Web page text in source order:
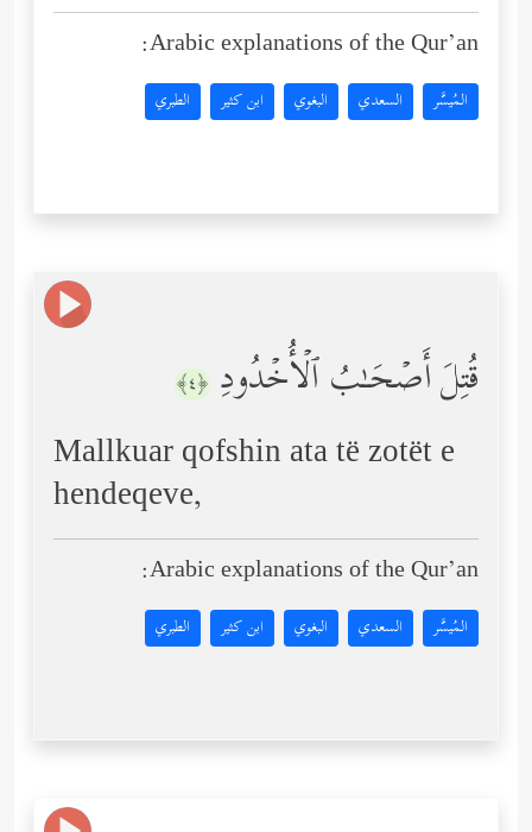
Arabic explanations of the Qur’an:
المُيسَّر السعدي البغوي ابن كثير الطبري
قُتِلَ أَصۡحَـٰبُ ٱلۡأُخۡدُودِ ﴿٤﴾
Mallkuar qofshin ata të zotët e
hendeqeve,
Arabic explanations of the Qur’an:
المُيسَّر السعدي البغوي ابن كثير الطبري